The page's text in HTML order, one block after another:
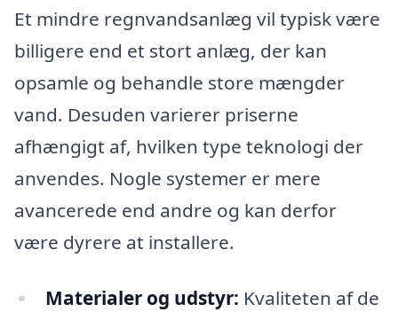
Et mindre regnvandsanlæg vil typisk være
billigere end et stort anlæg, der kan
opsamle og behandle store mængder
vand. Desuden varierer priserne
afhængigt af, hvilken type teknologi der
anvendes. Nogle systemer er mere
avancerede end andre og kan derfor
være dyrere at installere.
Materialer og udstyr: Kvaliteten af de